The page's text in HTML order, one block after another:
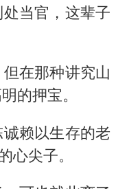
当官，这辈子
在那种讲究山
的押宝。
赖以生存的老
心尖子。